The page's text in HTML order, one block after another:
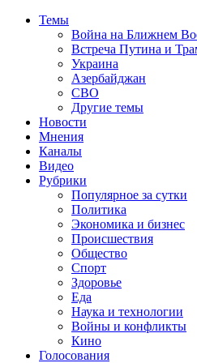
Темы
Война на Ближнем
Встреча Путина и
Украина
Азербайджан
СВО
Другие темы
Новости
Мнения
Каналы
Видео
Рубрики
Популярное за сутки
Политика
Экономика и бизнес
Происшествия
Общество
Спорт
Здоровье
Еда
Наука и технологии
Войны и конфликты
Кино
Голосования